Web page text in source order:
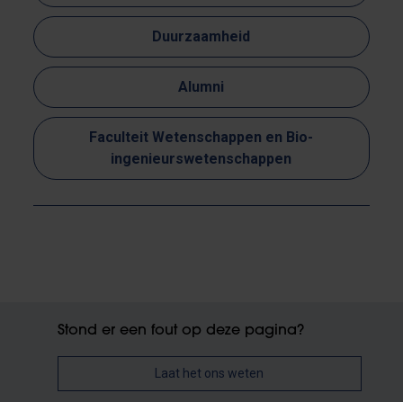
Duurzaamheid
Alumni
Faculteit Wetenschappen en Bio-
ingenieurswetenschappen
Stond er een fout op deze pagina?
Laat het ons weten